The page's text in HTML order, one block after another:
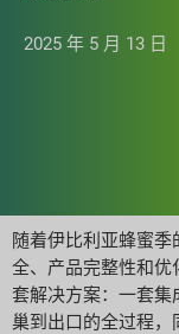
2025 年 5 月 13 日
随着伊比利亚蜂蜜
全、产品完整性和优
套解决方案：一套
巢到出口的全过程，